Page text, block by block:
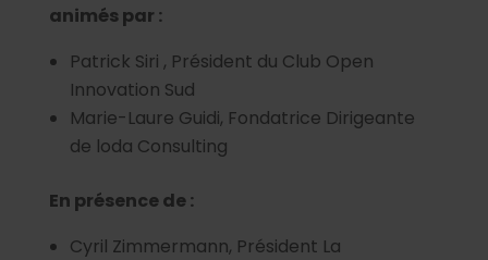
animés par :
Patrick Siri , Président du Club Open
Innovation Sud
Marie-Laure Guidi, Fondatrice Dirigeante
de loda Consulting
En présence de :
Cyril Zimmermann, Président La